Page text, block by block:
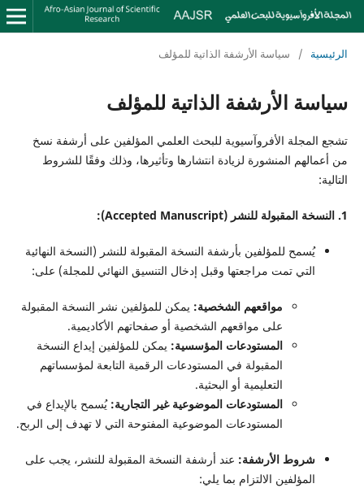
الرئيسية / سياسة الأرشفة الذاتية للمؤلف
سياسة الأرشفة الذاتية للمؤلف
تشجع المجلة الأفروآسيوية للبحث العلمي المؤلفين على أرشفة نسخ
من أعمالهم المنشورة لزيادة انتشارها وتأثيرها، وذلك وفقًا للشروط
التالية:
1. النسخة المقبولة للنشر (Accepted Manuscript):
يُسمح للمؤلفين بأرشفة النسخة المقبولة للنشر (النسخة النهائية
التي تمت مراجعتها وقبل إدخال التنسيق النهائي للمجلة) على:
مواقعهم الشخصية: يمكن للمؤلفين نشر النسخة المقبولة
على مواقعهم الشخصية أو صفحاتهم الأكاديمية.
المستودعات المؤسسية: يمكن للمؤلفين إيداع النسخة
المقبولة في المستودعات الرقمية التابعة لمؤسساتهم
التعليمية أو البحثية.
المستودعات الموضوعية غير التجارية: يُسمح بالإيداع في
المستودعات الموضوعية المفتوحة التي لا تهدف إلى الربح.
شروط الأرشفة: عند أرشفة النسخة المقبولة للنشر، يجب على
المؤلفين الالتزام بما يلي: